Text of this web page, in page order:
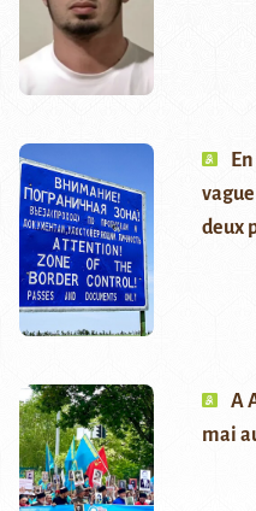
deux
A
mai